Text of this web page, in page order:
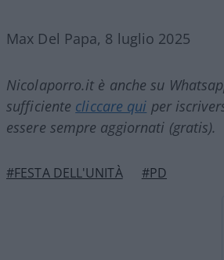
Max Del Papa, 8 luglio 2025
Nicolaporro.it è anche su
sufficiente cliccare qui per
essere sempre aggiornati (gratis).
#FESTA DELL'UNITÀ #PD